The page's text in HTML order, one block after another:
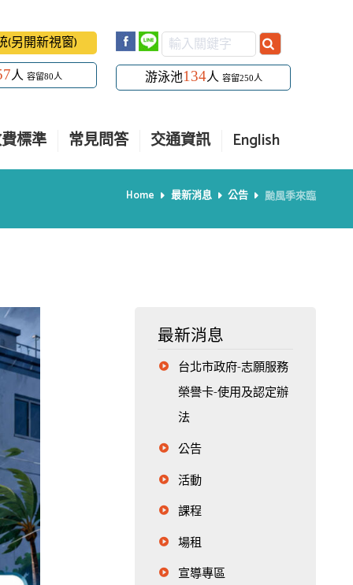
(另開新視窗)
人 容留80人 游泳池134人 容留250人
標準 常見問答 交通資訊 English
Home 最新消息 公告 颱風季來臨
最新消息
台北市政府-志願服務
榮譽卡-使用及認定辦
法
公告
活動
課程
場租
宣導專區